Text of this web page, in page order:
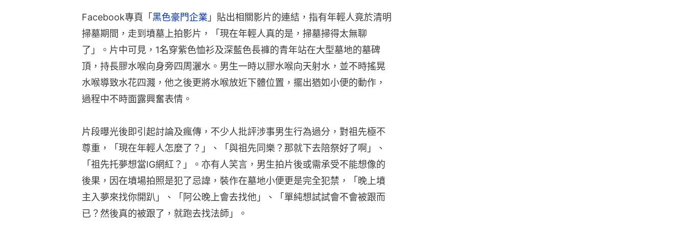
Facebook專頁「 黑色豪門企業 」貼出相關影片的連結，指有年輕人竟於清明
掃墓期間，走到墳墓上拍影片，「現在年輕人真的是，掃墓掃得太無聊
了」。片中可見，1名穿紫色恤衫及深藍色長褲的青年站在大型墓地的墓碑
頂，持長膠水喉向身旁四周灑水。男生一時以膠水喉向天射水，並不時搖晃
水喉導致水花四濺，他之後更將水喉放近下體位置，擺出猶如小便的動作，
過程中不時面露興奮表情。
片段曝光後即引起討論及瘋傳，不少人批評涉事男生行為過分，對祖先極不
尊重，「現在年輕人怎麼了？」、「與祖先同樂？那就下去陪祭好了啊」、
「祖先托夢想當IG網紅？」。亦有人笑言，男生拍片後或需承受不能想像的
後果，因在墳場拍照是犯了忌諱，裝作在墓地小便更是完全犯禁，「晚上墳
主入夢來找你開趴」、「阿公晚上會去找他」、「單純想試試會不會被跟而
已？然後真的被跟了，就跑去找法師」。